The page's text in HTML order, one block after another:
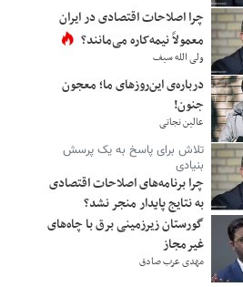
چرا اصلاحات اقتصادی در ایران
معمولاً نیمه‌کاره می‌مانند؟
ولی الله سیف
درباره‌ی این‌روزهای ما؛ معجون
جنون!
عالین نجاتی
تلاش برای پاسخ به یک پرسش
بنیادی
چرا برنامه‌های اصلاحات اقتصادی
به نتایج پایدار منجر نشد؟
گورستان زیرزمینی برق با چاه‌های
غیرمجاز
مهدی عرب صادق